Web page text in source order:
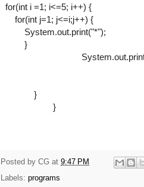
for(int i =1; i<=5; i++) {
for(int j=1; j<=i;j++) {
System.out.print("*");
}
}
}
Posted by CG at 9:47 PM
Labels: programs